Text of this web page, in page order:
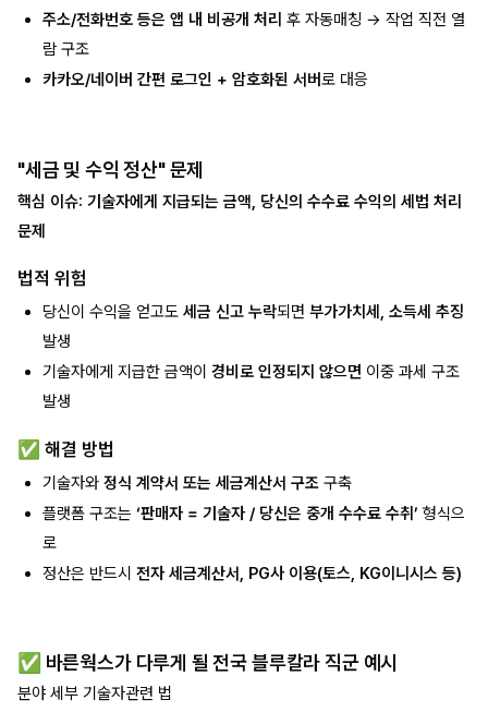
주소/전화번호 등은 앱 내 비공개 처리 후 자동매칭 → 작업 직전 열
람 구조
카카오/네이버 간편 로그인 + 암호화된 서버로 대응
"세금 및 수익 정산" 문제
핵심 이슈: 기술자에게 지급되는 금액, 당신의 수수료 수익의 세법 처리
문제
법적 위험
당신이 수익을 얻고도 세금 신고 누락되면 부가가치세, 소득세 추징
발생
기술자에게 지급한 금액이 경비로 인정되지 않으면 이중 과세 구조
발생
✅ 해결 방법
기술자와 정식 계약서 또는 세금계산서 구조구축
플랫폼 구조는 ‘판매자 = 기술자 / 당신은 중개 수수료 수취’ 형식으
로
정산은 반드시 전자 세금계산서, PG사 이용(토스, KG이니시스 등)
✅ 바른웍스가 다루게 될전국 블루칼라 직군 예시
분야 세부 기술자관련 법